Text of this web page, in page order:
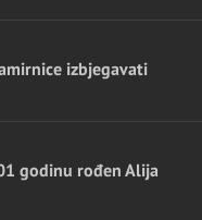
izbjegavati
godinu rođen Alija